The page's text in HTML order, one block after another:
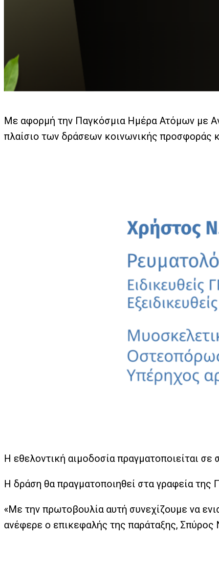
Με αφορμή την Παγκόσμια Ημέρα Ατόμων με
πλαίσιο των δράσεων κοινωνικής προσφοράς
Η εθελοντική αιμοδοσία πραγματοποιείται
Η δράση θα πραγματοποιηθεί στα γραφεία
«Με την πρωτοβουλία αυτή συνεχίζουμε να
ανέφερε ο επικεφαλής της παράταξης, Σπύρος